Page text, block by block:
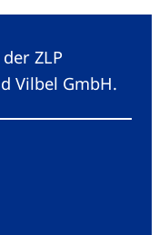
ZLP
Vilbel GmbH.